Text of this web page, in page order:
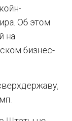
Об этом
на
бизнес-